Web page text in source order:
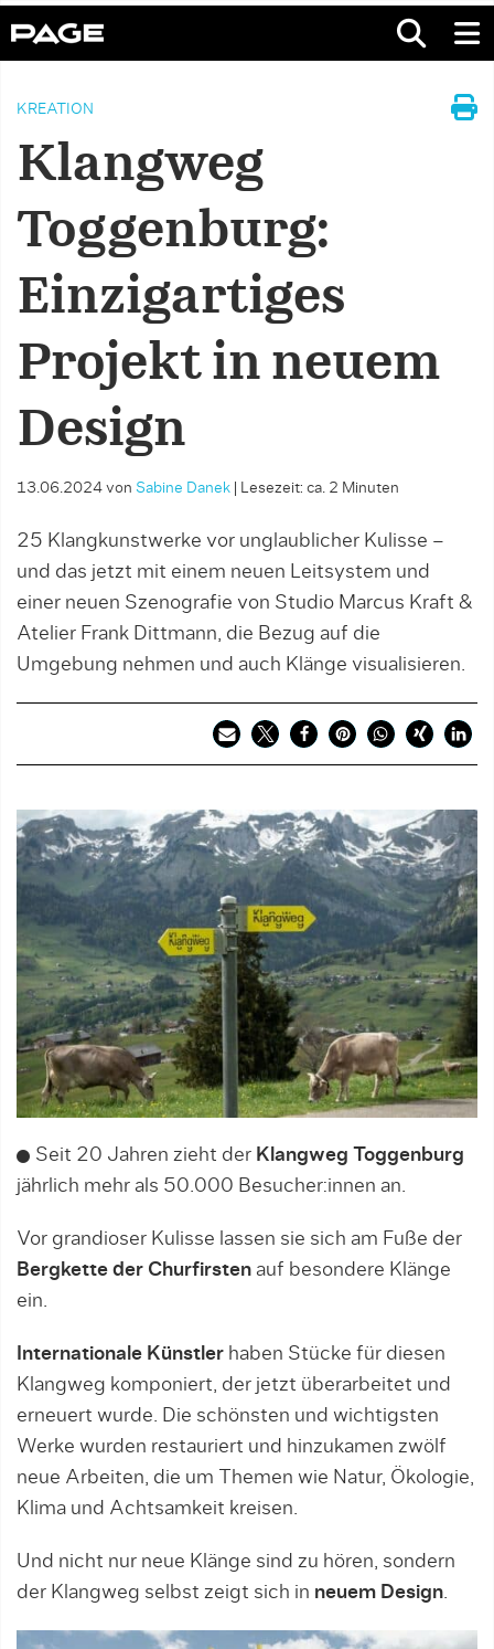
KREATION
Klangweg
Toggenburg:
Einzigartiges
Projekt in neuem
Design
13.06.2024 von Sabine Danek Lesezeit: ca. 2 Minuten
25 Klangkunstwerke vor unglaublicher Kulisse –
und das jetzt mit einem neuen Leitsystem und
einer neuen Szenografie von Studio Marcus Kraft &
Atelier Frank Dittmann, die Bezug auf die
Umgebung nehmen und auch Klänge visualisieren.
Seit 20 Jahren zieht der Klangweg Toggenburg
jährlich mehr als 50.000 Besucher:innen an.
Vor grandioser Kulisse lassen sie sich am Fuße der
Bergkette der Churfirsten auf besondere Klänge
ein.
Internationale Künstler haben Stücke für diesen
Klangweg komponiert, der jetzt überarbeitet und
erneuert wurde. Die schönsten und wichtigsten
Werke wurden restauriert und hinzukamen zwölf
neue Arbeiten, die um Themen wie Natur, Ökologie,
Klima und Achtsamkeit kreisen.
Und nicht nur neue Klänge sind zu hören, sondern
der Klangweg selbst zeigt sich in neuem Design.